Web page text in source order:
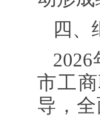
四、
市工
导，